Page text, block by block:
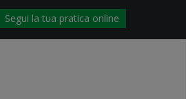
Segui la tua pratica online